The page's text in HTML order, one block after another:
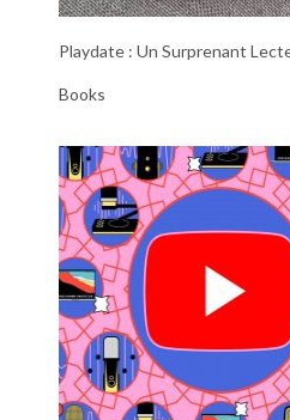
Playdate : Un Surprenant
Books